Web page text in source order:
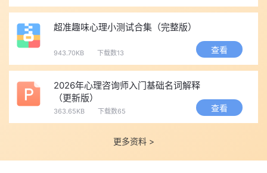
超准趣味心理小测试合集（完整版）
943.70KB 下载数13 查看
2026年心理咨询师入门基础名词解释
（更新版）
363.65KB 下载数65 查看
更多资料 >